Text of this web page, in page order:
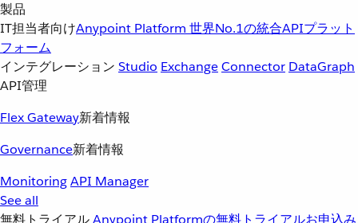
製品
IT担当者向けAnypoint Platform 世界No.1の統合APIプラット
フォーム
インテグレーション Studio ExchangeConnector DataGraph
API管理
Flex Gateway新着情報
Governance新着情報
MonitoringAPI Manager
See all
無料トライアルAnypoint Platformの無料トライアルお申込み